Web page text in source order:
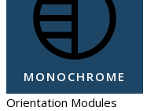
MONOCHROME
Orientation Modules